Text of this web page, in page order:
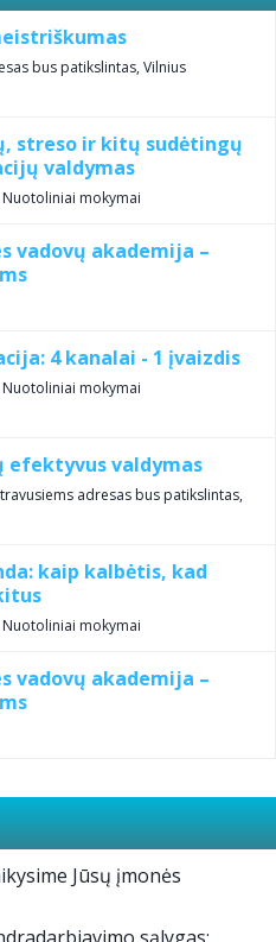
bus patikslintas, Vilnius
streso ir kitų sudėtingų
valdymas
mokymai
vadovų akademija –
4 kanalai - 1 įvaizdis
mokymai
efektyvus valdymas
adresas bus patikslintas,
kaip kalbėtis, kad
mokymai
vadovų akademija –
Jūsų įmonės